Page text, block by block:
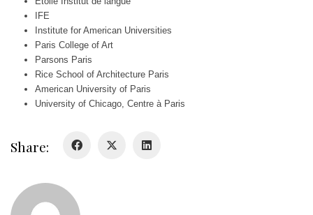
IFE
Institute for American Universities
Paris College of Art
Parsons Paris
Rice School of Architecture Paris
American University of Paris
University of Chicago, Centre à Paris
Share: